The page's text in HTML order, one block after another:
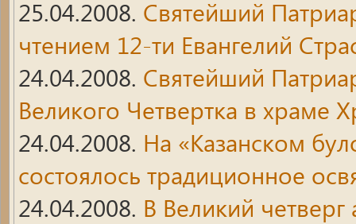
25.04.2008. Святейший
чтением 12-ти Евангелий
24.04.2008. Святейший
Великого Четвертка в храме
24.04.2008. На «Казанском
состоялось традиционное
24.04.2008. В Великий